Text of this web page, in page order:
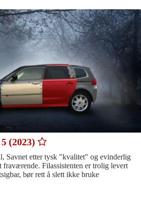
(2023)
Savnet etter tysk "kvalitet" og evinderlig
fraværende. Filassistenten er trolig levert
bør rett å slett ikke bruke